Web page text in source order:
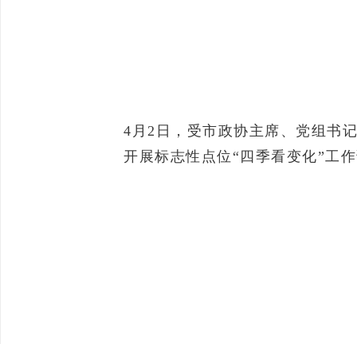
4月2日，受市政协主席、党组书
开展标志性点位“四季看变化”工